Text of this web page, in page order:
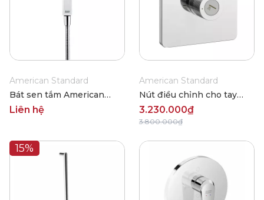
American Standard
Bát sen tắm American
Standard FFASS506-PI
Liên hệ
American Standard
Nút điều chỉnh cho tay
sen FFAS0925
3.230.000₫
3.800.000₫
15%